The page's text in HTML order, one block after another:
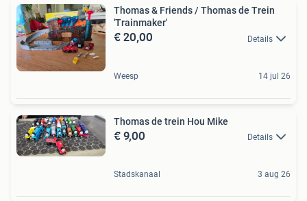
Thomas & Friends / Thomas de Trein
'Trainmaker'
€ 20,00 Details
Weesp 14 jul 26
Thomas de trein Hou Mike
€ 9,00 Details
Stadskanaal 3 aug 26